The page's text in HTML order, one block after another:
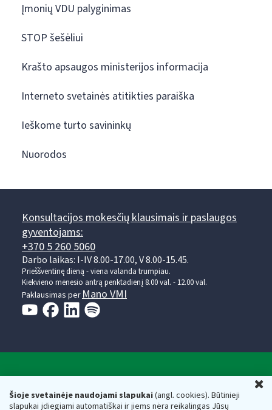
Šioje svetainėje naudojami slapukai(angl. cookies). Būtinieji
slapukai įdiegiami automatiškai ir jiems nėra reikalingas Jūsų
Įmonių VDU palyginimas
STOP šešėliui
Krašto apsaugos ministerijos informacija
Interneto svetainės atitikties paraiška
Ieškome turto savininkų
Nuorodos
Konsultacijos mokesčių klausimais ir paslaugos
gyventojams:
+370 5 260 5060
Darbo laikas: I-IV 8.00-17.00, V 8.00-15.45.
Prieššventinę dieną - viena valanda trumpiau.
Kiekvieno mėnesio antrą penktadienį 8.00 val. - 12.00 val.
Paklausimas per Mano VMI
Respublikos finansų ministerijos